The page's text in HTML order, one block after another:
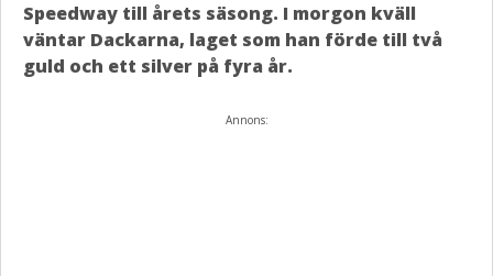
Speedway till årets säsong. I morgon kväll
väntar Dackarna, laget som han förde till två
guld och ett silver på fyra år.
Annons: